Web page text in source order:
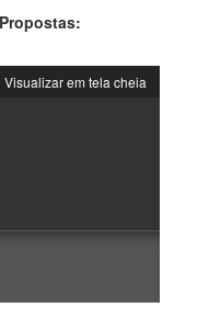
Visualizar em tela cheia